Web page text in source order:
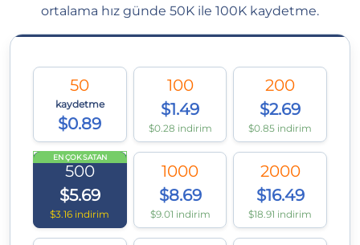
ortalama hız günde 50K ile 100K kaydetme.
50
kaydetme
$0.89
100
$1.49
$0.28 indirim
200
$2.69
$0.85 indirim
EN ÇOK SATAN
500
$5.69
$3.16 indirim
1000
$8.69
$9.01 indirim
2000
$16.49
$18.91 indirim